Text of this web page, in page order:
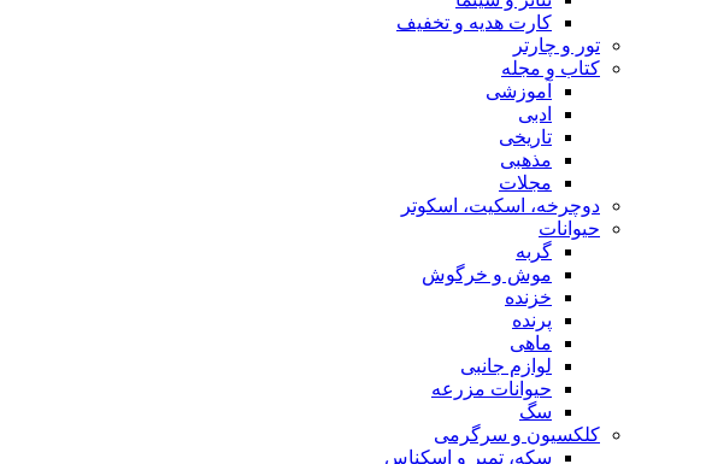
کارت هدیه و تخفیف
تور و چارتر
کتاب و مجله
آموزشی
ادبی
تاریخی
مذهبی
مجلات
دوچرخه، اسکیت، اسکوتر
حیوانات
گربه
موش و خرگوش
خزنده
پرنده
ماهی
لوازم جانبی
حیوانات مزرعه
سگ
کلکسیون و سرگرمی
سکه، تمبر و اسکناس